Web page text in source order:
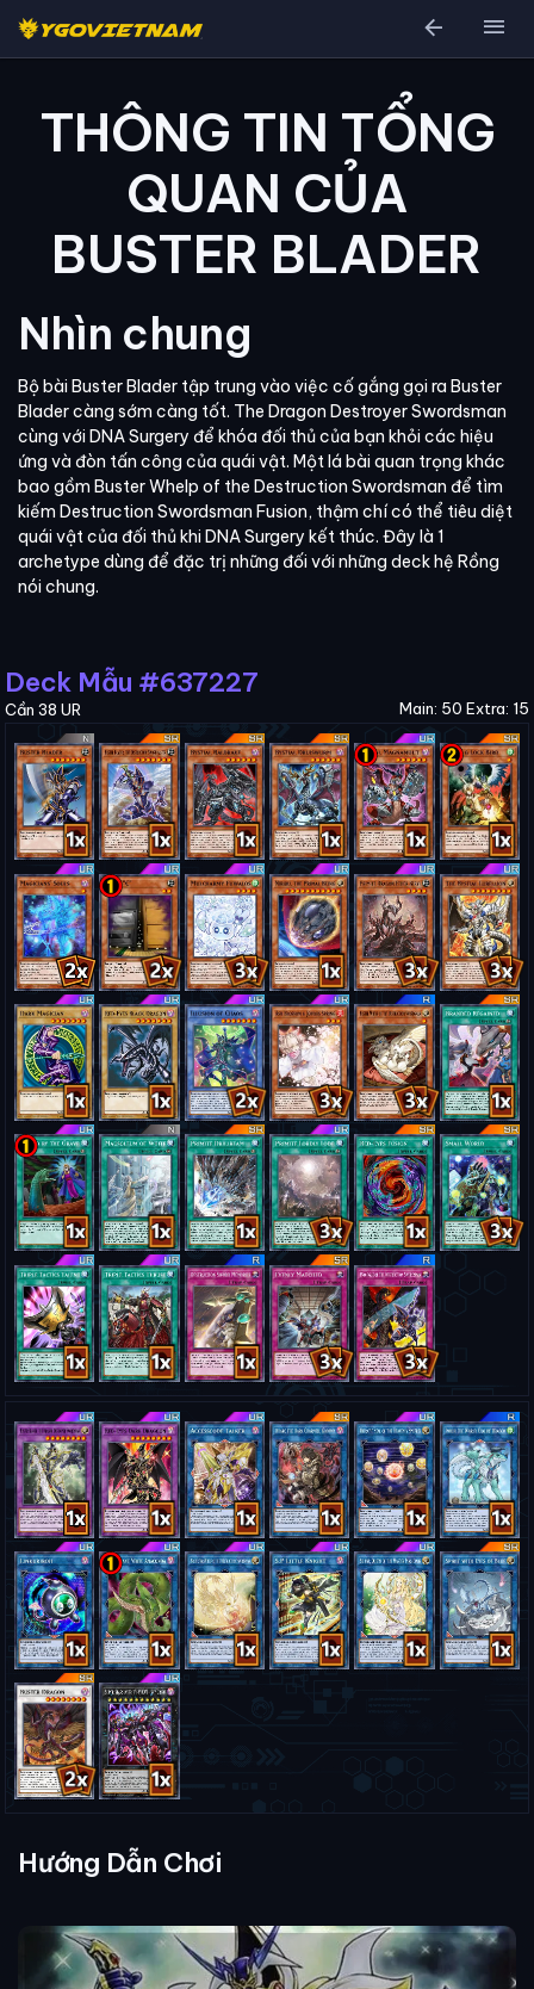
arrow_back menu
THÔNG TIN TỔNG
QUAN CỦA
BUSTER BLADER
Nhìn chung
Bộ bài Buster Blader tập trung vào việc cố gắng gọi ra Buster
Blader càng sớm càng tốt. The Dragon Destroyer Swordsman
cùng với DNA Surgery để khóa đối thủ của bạn khỏi các hiệu
ứng và đòn tấn công của quái vật. Một lá bài quan trọng khác
bao gồm Buster Whelp of the Destruction Swordsman để tìm
kiếm Destruction Swordsman Fusion, thậm chí có thể tiêu diệt
quái vật của đối thủ khi DNA Surgery kết thúc. Đây là 1
archetype dùng để đặc trị những đối với những deck hệ Rồng
nói chung.
Deck Mẫu #637227
Cần 38 UR Main: 50 Extra: 15
Hướng Dẫn Chơi